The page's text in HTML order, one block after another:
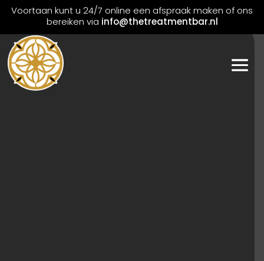
Voortaan kunt u 24/7 online een afspraak maken of ons
bereiken via info@thetreatmentbar.nl